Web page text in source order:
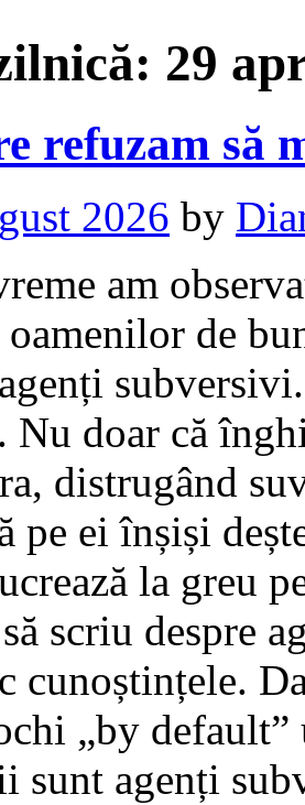
29
refuzam
2026 by
am
de
Nu doar că
distrugând
pe ei înșiși
la greu
scriu despre
cunoștințele.
„by
sunt agenți